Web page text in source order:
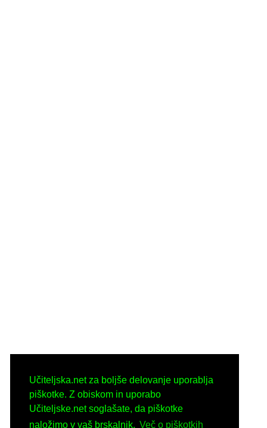
Učiteljska.net za boljše delovanje uporablja
piškotke. Z obiskom in uporabo
Učiteljske.net soglašate, da piškotke
naložimo v vaš brskalnik. Več o piškotkih